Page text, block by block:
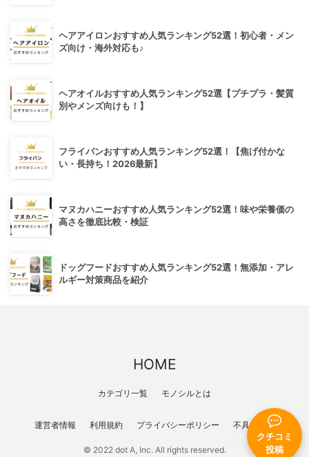
クチコミ
投稿
ヘアアイロンおすすめ人気ランキング52選！初心者・メン
ズ向け・海外対応も♪
ヘアオイルおすすめ人気ランキング52選【プチプラ・髪質
別やメンズ向けも！】
フライパンおすすめ人気ランキング52選！【焦げ付かな
い・長持ち！2026最新】
マヌカハニーおすすめ人気ランキング52選！味や栄養価の
高さを徹底比較・検証
ドッグフードおすすめ人気ランキング52選！無添加・アレ
ルギー対策商品を紹介
HOME
カテゴリ一覧 モノシルとは
運営者情報 利用規約 プライバシーポリシー 不具合報告
© 2022 dot A, Inc. All rights reserved.